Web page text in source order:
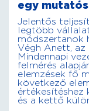
egy
Jelentős
legtöbb
módszertanok
Végh Anett, az
Mindennapi
felmérés
elemzések fő
következő
értékesítéshez
és a kettő